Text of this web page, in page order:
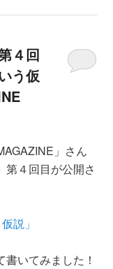
４回
う仮
」さん
第４回目が公開さ
説」
いてみました！